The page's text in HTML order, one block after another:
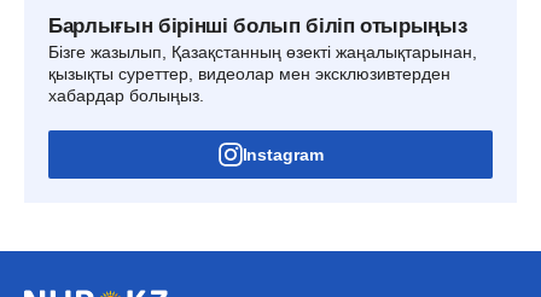
Барлығын бірінші болып біліп отырыңыз
Бізге жазылып, Қазақстанның өзекті жаңалықтарынан,
қызықты суреттер, видеолар мен эксклюзивтерден
хабардар болыңыз.
Instagram